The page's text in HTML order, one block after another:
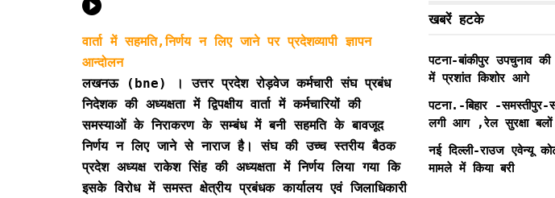
खबरें हटके
पटना-बांकीपुर उपचुनाव
में प्रशांत किशोर आगे
पटना.-बिहार -
लगी आग ,रेल सुरक्षा बलों
नई दिल्ली-राउज एवेन्यू
मामले में किया बरी
वार्ता में सहमति,निर्णय न लिए जाने पर प्रदेशव्यापी ज्ञापन
आन्दोलन
लखनऊ (bne) । उत्तर प्रदेश रोड़वेज कर्मचारी संघ प्रबंध
निदेशक की अध्यक्षता में द्विपक्षीय वार्ता में कर्मचारियों की
समस्याओं के निराकरण के सम्बंध में बनी सहमति के बावजूद
निर्णय न लिए जाने से नाराज है। संघ की उच्च स्तरीय बैठक
प्रदेश अध्यक्ष राकेश सिंह की अध्यक्षता में निर्णय लिया गया कि
इसके विरोध में समस्त क्षेत्रीय प्रबंधक कार्यालय एवं जिलाधिकारी